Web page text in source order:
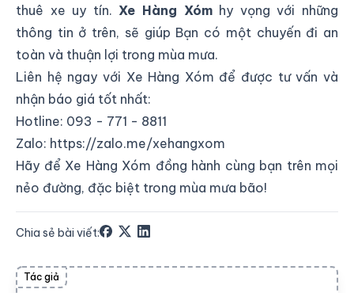
thuê xe uy tín. Xe Hàng Xómhy vọng với những
thông tin ở trên, sẽ giúp Bạn có một chuyến đi an
toàn và thuận lợi trong mùa mưa.
Liên hệ ngay với Xe Hàng Xóm để được tư vấn và
nhận báo giá tốt nhất:
Hotline: 093 - 771 - 8811
Zalo: https://zalo.me/xehangxom
Hãy để Xe Hàng Xóm đồng hành cùng bạn trên mọi
nẻo đường, đặc biệt trong mùa mưa bão!
Chia sẻ bài viết:
Tác giả